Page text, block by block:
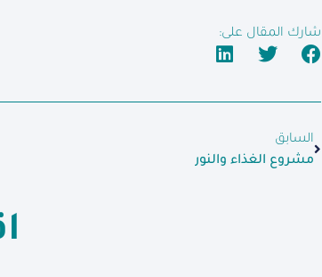
شارك المقال على:
السابق
مشروع الغذاء والنور